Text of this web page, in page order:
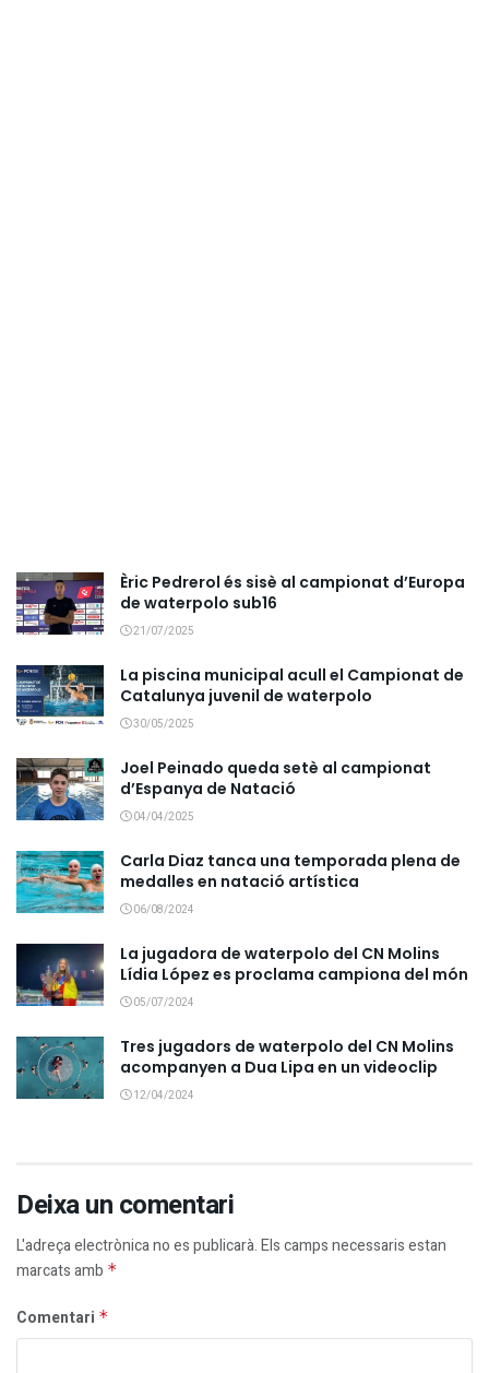
Èric Pedrerol és sisè al campionat d’Europa
de waterpolo sub16
21/07/2025
La piscina municipal acull el Campionat de
Catalunya juvenil de waterpolo
30/05/2025
Joel Peinado queda setè al campionat
d’Espanya de Natació
04/04/2025
Carla Diaz tanca una temporada plena de
medalles en natació artística
06/08/2024
La jugadora de waterpolo del CN Molins
Lídia López es proclama campiona del món
05/07/2024
Tres jugadors de waterpolo del CN Molins
acompanyen a Dua Lipa en un videoclip
12/04/2024
Deixa un comentari
L'adreça electrònica no es publicarà.Els camps necessaris estan
marcats amb *
Comentari *